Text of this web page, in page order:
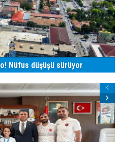
Nüfus düşüşü sürüyor